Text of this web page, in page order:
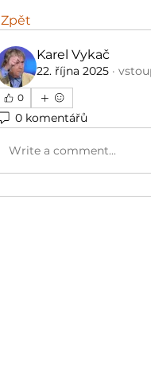
Zpět
Karel Vykač
22. října 2025 ·
0
0 komentářů
Write a comment...